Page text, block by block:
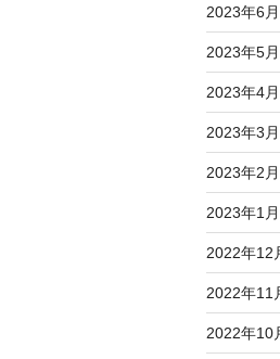
2023年6月
2023年5月
2023年4月
2023年3月
2023年2月
2023年1月
2022年12
2022年11
2022年10